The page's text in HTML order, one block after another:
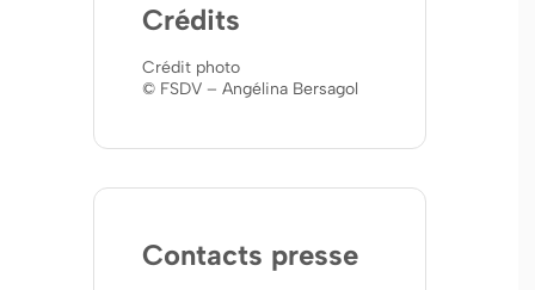
Crédits
Crédit photo
© FSDV – Angélina Bersagol
Contacts presse